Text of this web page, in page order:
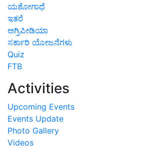
ಇತರೆ
ಅಗ್ರಿಪೀಡಿಯಾ
ಸರ್ಕಾರಿ ಯೋಜನೆಗಳು
Quiz
FTB
Upcoming Events
Events Update
Photo Gallery
Videos
Rss